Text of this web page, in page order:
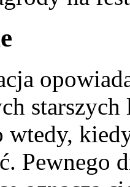
wtedy,
Pewnego